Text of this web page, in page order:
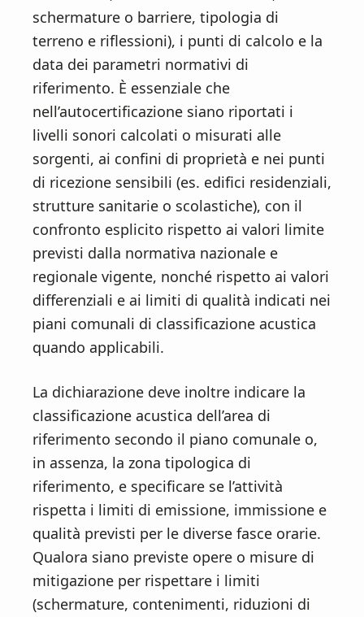
schermature o barriere, tipologia di
terreno e riflessioni), i punti di calcolo e la
data dei parametri normativi di
riferimento. È essenziale che
nell’autocertificazione siano riportati i
livelli sonori calcolati o misurati alle
sorgenti, ai confini di proprietà e nei punti
di ricezione sensibili (es. edifici residenziali,
strutture sanitarie o scolastiche), con il
confronto esplicito rispetto ai valori limite
previsti dalla normativa nazionale e
regionale vigente, nonché rispetto ai valori
differenziali e ai limiti di qualità indicati nei
piani comunali di classificazione acustica
quando applicabili.
La dichiarazione deve inoltre indicare la
classificazione acustica dell’area di
riferimento secondo il piano comunale o,
in assenza, la zona tipologica di
riferimento, e specificare se l’attività
rispetta i limiti di emissione, immissione e
qualità previsti per le diverse fasce orarie.
Qualora siano previste opere o misure di
mitigazione per rispettare i limiti
(schermature, contenimenti, riduzioni di